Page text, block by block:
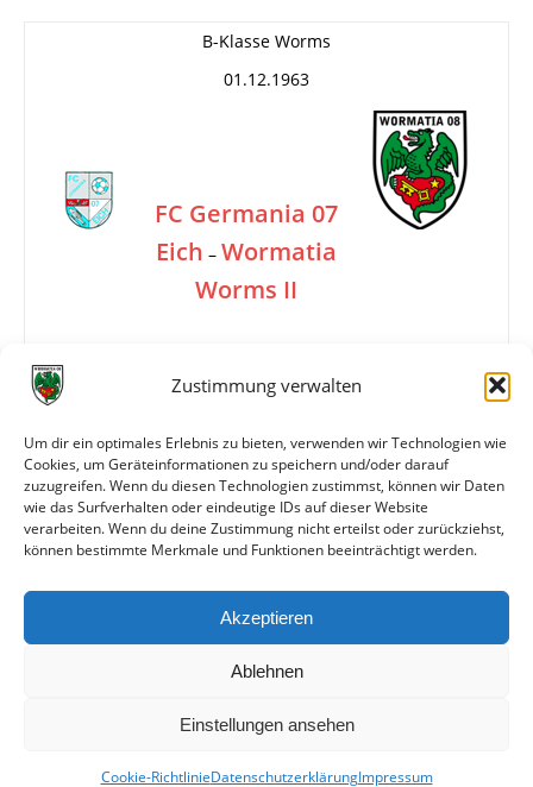
Zustimmung verwalten
Um dir ein optimales Erlebnis zu bieten, verwenden wir Technologien wie
Cookies, um Geräteinformationen zu speichern und/oder darauf
zuzugreifen. Wenn du diesen Technologien zustimmst, können wir Daten
wie das Surfverhalten oder eindeutige IDs auf dieser Website
verarbeiten. Wenn du deine Zustimmung nicht erteilst oder zurückziehst,
können bestimmte Merkmale und Funktionen beeinträchtigt werden.
Akzeptieren
Ablehnen
Einstellungen ansehen
Cookie-RichtlinieDatenschutzerklärungImpressum
B-Klasse Worms
01.12.1963
FC Germania 07
Eich – Wormatia
Worms II
1:1
Tore
0:1 Halblinker
1:1 Brandel (80.)
Alle bisherigen Partien der beiden Mannschaften
anzeigen